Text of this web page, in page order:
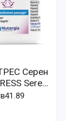
Серен
Seren